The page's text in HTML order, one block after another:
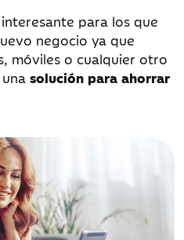
para los que
negocio ya que
móviles o cualquier otro
solución para ahorrar